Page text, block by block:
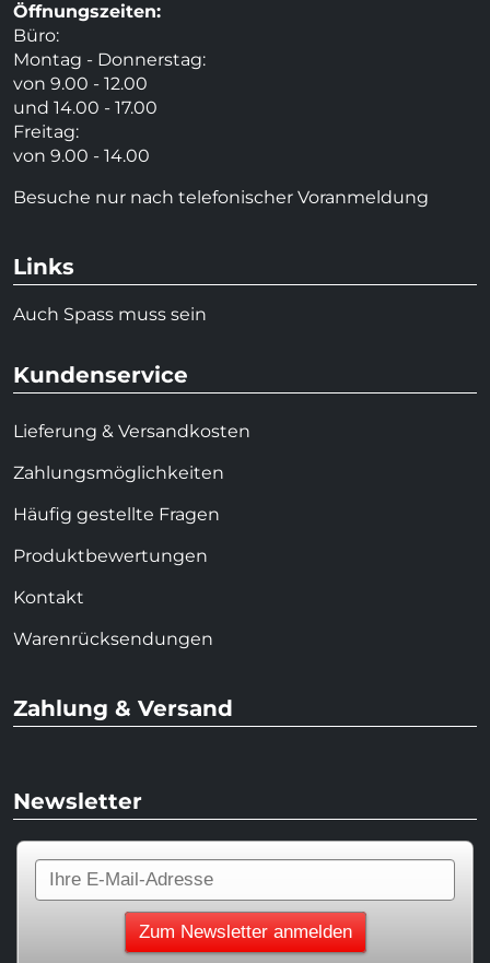
Öffnungszeiten:
Büro:
Montag - Donnerstag:
von 9.00 - 12.00
und 14.00 - 17.00
Freitag:
von 9.00 - 14.00
Besuche nur nach telefonischer Voranmeldung
Links
Auch Spass muss sein
Kundenservice
Lieferung & Versandkosten
Zahlungsmöglichkeiten
Häufig gestellte Fragen
Produktbewertungen
Kontakt
Warenrücksendungen
Zahlung & Versand
Newsletter